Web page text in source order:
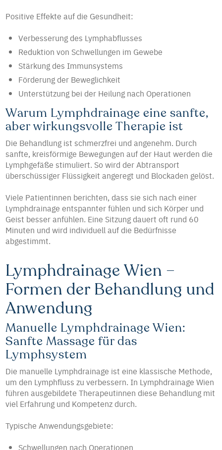
Positive Effekte auf die Gesundheit:
Verbesserung des Lymphabflusses
Reduktion von Schwellungen im Gewebe
Stärkung des Immunsystems
Förderung der Beweglichkeit
Unterstützung bei der Heilung nach Operationen
Warum Lymphdrainage eine sanfte,
aber wirkungsvolle Therapie ist
Die Behandlung ist schmerzfrei und angenehm. Durch
sanfte, kreisförmige Bewegungen auf der Haut werden die
Lymphgefäße stimuliert. So wird der Abtransport
überschüssiger Flüssigkeit angeregt und Blockaden gelöst.
Viele Patientinnen berichten, dass sie sich nach einer
Lymphdrainage entspannter fühlen und sich Körper und
Geist besser anfühlen. Eine Sitzung dauert oft rund 60
Minuten und wird individuell auf die Bedürfnisse
abgestimmt.
Lymphdrainage Wien –
Formen der Behandlung und
Anwendung
Manuelle Lymphdrainage Wien:
Sanfte Massage für das
Lymphsystem
Die manuelle Lymphdrainage ist eine klassische Methode,
um den Lymphfluss zu verbessern. In Lymphdrainage Wien
führen ausgebildete Therapeutinnen diese Behandlung mit
viel Erfahrung und Kompetenz durch.
Typische Anwendungsgebiete:
Schwellungen nach Operationen